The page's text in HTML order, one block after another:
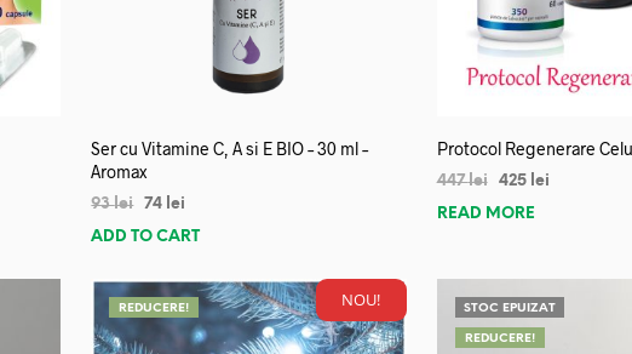
Ser cu Vitamine C, A si E BIO – 30 ml –
Aromax
93lei 74 lei
ADD TO CART
Protocol Regenerare
447lei 425 lei
READ MORE
NOU!
REDUCERE! STOC EPUIZAT
REDUCERE!